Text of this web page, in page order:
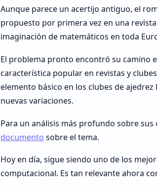
Aunque parece un acertijo antiguo, el
propuesto por primera vez en una
imaginación de matemáticos en toda
El problema pronto encontró su camino
característica popular en revistas y
elemento básico en los clubes de
nuevas variaciones.
Para un análisis más profundo sobre sus
documento sobre el tema.
Hoy en día, sigue siendo uno de los
computacional. Es tan relevante ahora